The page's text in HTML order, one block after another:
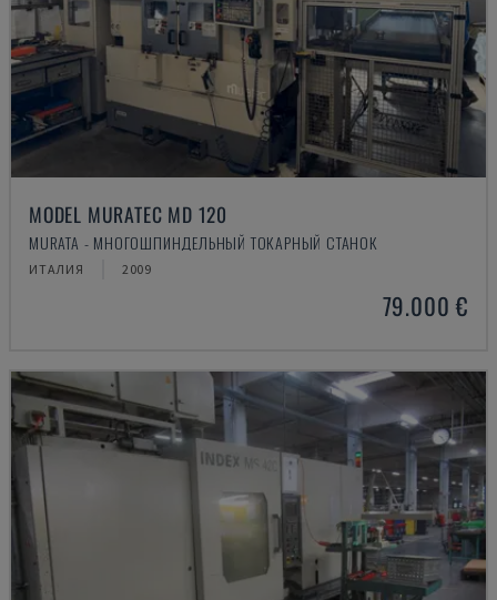
MODEL MURATEC MD 120
MURATA - МНОГОШПИНДЕЛЬНЫЙ ТОКАРНЫЙ СТАНОК
ИТАЛИЯ 2009
79.000 €